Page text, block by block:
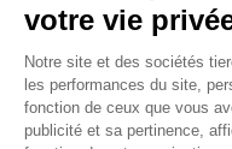
Tous droits